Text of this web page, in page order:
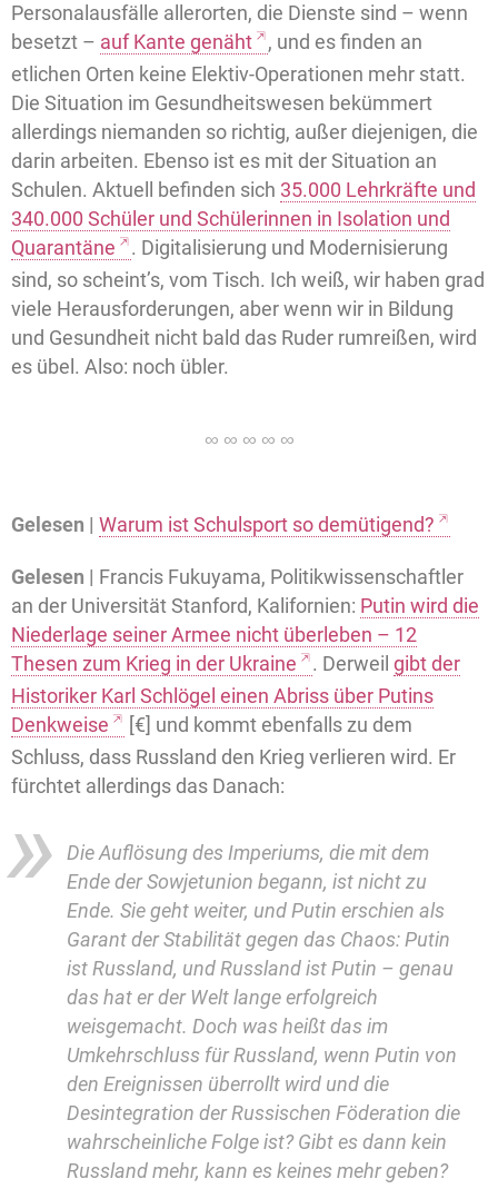
Personalausfälle allerorten, die Dienste sind – wenn
besetzt – auf Kante genäht
, und es finden an
etlichen Orten keine Elektiv-Operationen mehr statt.
Die Situation im Gesundheitswesen bekümmert
allerdings niemanden so richtig, außer diejenigen, die
darin arbeiten. Ebenso ist es mit der Situation an
Schulen. Aktuell befinden sich 35.000 Lehrkräfte und
340.000 Schüler und Schülerinnen in Isolation und
Quarantäne
. Digitalisierung und Modernisierung
sind, so scheint’s, vom Tisch. Ich weiß, wir haben grad
viele Herausforderungen, aber wenn wir in Bildung
und Gesundheit nicht bald das Ruder rumreißen, wird
es übel. Also: noch übler.
Gelesen | Warum ist Schulsport so demütigend?
Gelesen | Francis Fukuyama, Politikwissenschaftler
an der Universität Stanford, Kalifornien: Putin wird die
Niederlage seiner Armee nicht überleben – 12
Thesen zum Krieg in der Ukraine
. Derweil gibt der
Historiker Karl Schlögel einen Abriss über Putins
Denkweise
[€] und kommt ebenfalls zu dem
Schluss, dass Russland den Krieg verlieren wird. Er
fürchtet allerdings das Danach:
Die Auflösung des Imperiums, die mit dem
Ende der Sowjetunion begann, ist nicht zu
Ende. Sie geht weiter, und Putin erschien als
Garant der Stabilität gegen das Chaos: Putin
ist Russland, und Russland ist Putin – genau
das hat er der Welt lange erfolgreich
weisgemacht. Doch was heißt das im
Umkehrschluss für Russland, wenn Putin von
den Ereignissen überrollt wird und die
Desintegration der Russischen Föderation die
wahrscheinliche Folge ist? Gibt es dann kein
Russland mehr, kann es keines mehr geben?